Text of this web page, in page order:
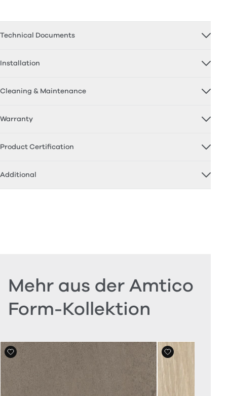
Technical Documents
Installation
Cleaning & Maintenance
Warranty
Product Certification
Additional
Mehr aus der Amtico
Form-Kollektion